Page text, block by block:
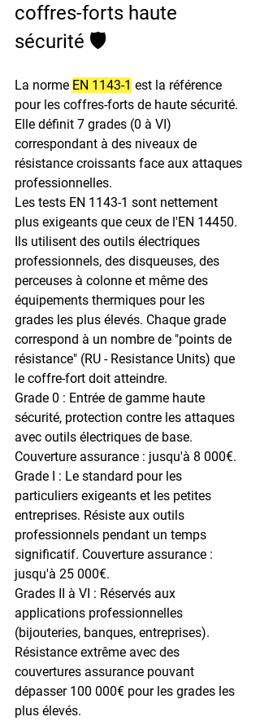
coffres-forts haute
sécurité 🛡️
La norme EN 1143-1 est la référence
pour les coffres-forts de haute sécurité.
Elle définit 7 grades (0 à VI)
correspondant à des niveaux de
résistance croissants face aux attaques
professionnelles.
Les tests EN 1143-1 sont nettement
plus exigeants que ceux de l'EN 14450.
Ils utilisent des outils électriques
professionnels, des disqueuses, des
perceuses à colonne et même des
équipements thermiques pour les
grades les plus élevés. Chaque grade
correspond à un nombre de "points de
résistance" (RU - Resistance Units) que
le coffre-fort doit atteindre.
Grade 0 : Entrée de gamme haute
sécurité, protection contre les attaques
avec outils électriques de base.
Couverture assurance : jusqu'à 8 000€.
Grade I : Le standard pour les
particuliers exigeants et les petites
entreprises. Résiste aux outils
professionnels pendant un temps
significatif. Couverture assurance :
jusqu'à 25 000€.
Grades II à VI : Réservés aux
applications professionnelles
(bijouteries, banques, entreprises).
Résistance extrême avec des
couvertures assurance pouvant
dépasser 100 000€ pour les grades les
plus élevés.